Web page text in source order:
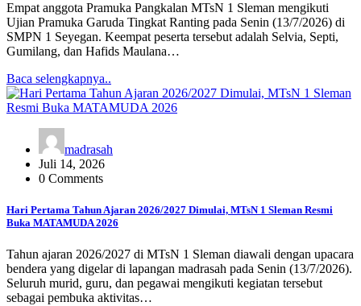
Empat anggota Pramuka Pangkalan MTsN 1 Sleman mengikuti
Ujian Pramuka Garuda Tingkat Ranting pada Senin (13/7/2026) di
SMPN 1 Seyegan. Keempat peserta tersebut adalah Selvia, Septi,
Gumilang, dan Hafids Maulana…
Baca selengkapnya..
madrasah
Juli 14, 2026
0 Comments
Hari Pertama Tahun Ajaran 2026/2027 Dimulai, MTsN 1 Sleman Resmi
Buka MATAMUDA 2026
Tahun ajaran 2026/2027 di MTsN 1 Sleman diawali dengan upacara
bendera yang digelar di lapangan madrasah pada Senin (13/7/2026).
Seluruh murid, guru, dan pegawai mengikuti kegiatan tersebut
sebagai pembuka aktivitas…